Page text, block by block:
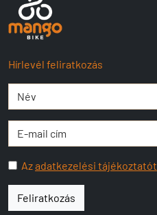
Hírlevél feliratkozás
Azadatkezelési tájékoztatót
Feliratkozás